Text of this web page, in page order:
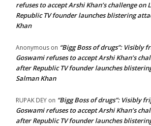
refuses to accept Arshi Khan’s challenge on
Republic TV founder launches blistering
Khan
Anonymous on “Bigg Boss of drugs”: Visibly
Goswami refuses to accept Arshi Khan’s
after Republic TV founder launches
Salman Khan
RUPAK DEY on “Bigg Boss of drugs”: Visibly
Goswami refuses to accept Arshi Khan’s
after Republic TV founder launches